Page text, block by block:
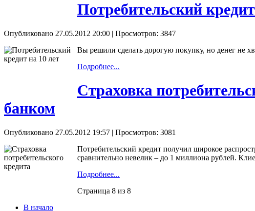
Потребительский
Опубликовано 27.05.2012 20:00 | Просмотров: 3847
Вы решили сделать дорогую покупку, но денег не
Подробнее...
Страховка
банком
Опубликовано 27.05.2012 19:57 | Просмотров: 3081
Потребительский кредит получил широкое
сравнительно невелик – до 1 миллиона рублей.
Подробнее...
Страница 8 из 8
В начало